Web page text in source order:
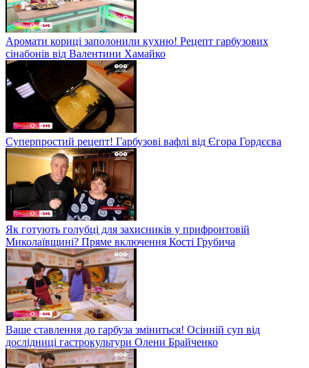
Аромати кориці заполонили кухню! Рецепт гарбузових
сінабонів від Валентини Хамайко
Суперпростий рецепт! Гарбузові вафлі від Єгора Гордєєва
Як готують голубці для захисників у прифронтовій
Миколаївщині? Пряме включення Кості Грубича
Ваше ставлення до гарбуза зміниться! Осінній суп від
дослідниці гастрокультури Олени Брайченко